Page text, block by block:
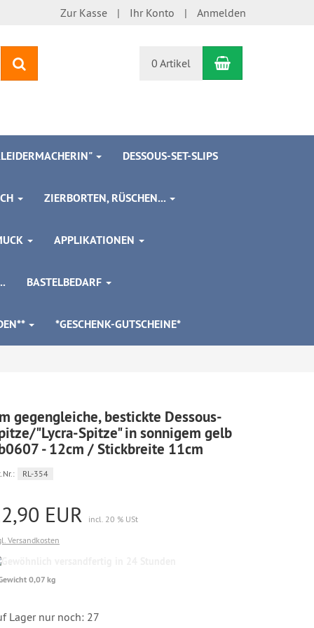
Zur Kasse Ihr Konto Anmelden
0 Artikel Warenkorb
DESSOUS-SET-SLIPS
ZIERBORTEN, RÜSCHEN...
APPLIKATIONEN
BASTELBEDARF
*GESCHENK-GUTSCHEINE*
gegengleiche, bestickte Dessous-
"Lycra-Spitze" in sonnigem gelb
- 12cm / Stickbreite 11cm
RL-354
EUR
incl. 20 % USt
Versandkosten
0,07 kg
Lager nur noch: 27